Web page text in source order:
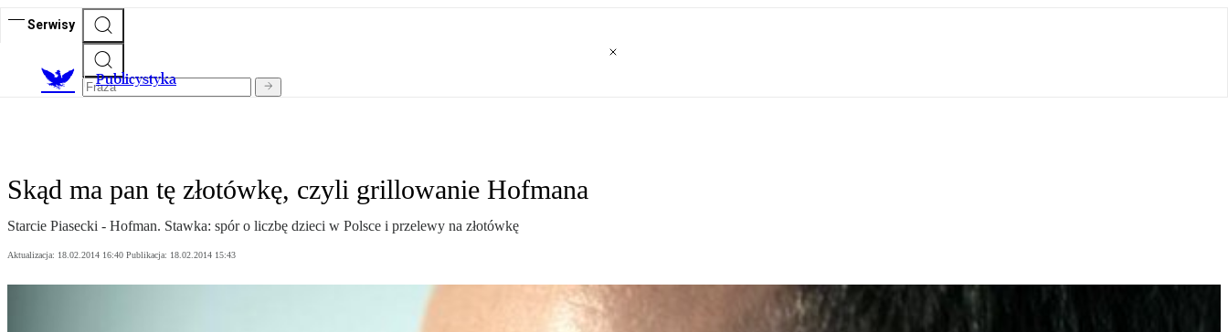
Serwisy
Publicystyka
Skąd ma pan tę złotówkę, czyli grillowanie Hofmana
Starcie Piasecki - Hofman. Stawka: spór o liczbę dzieci w Polsce i przelewy na złotówkę
Aktualizacja: 18.02.2014 16:40 Publikacja: 18.02.2014 15:43